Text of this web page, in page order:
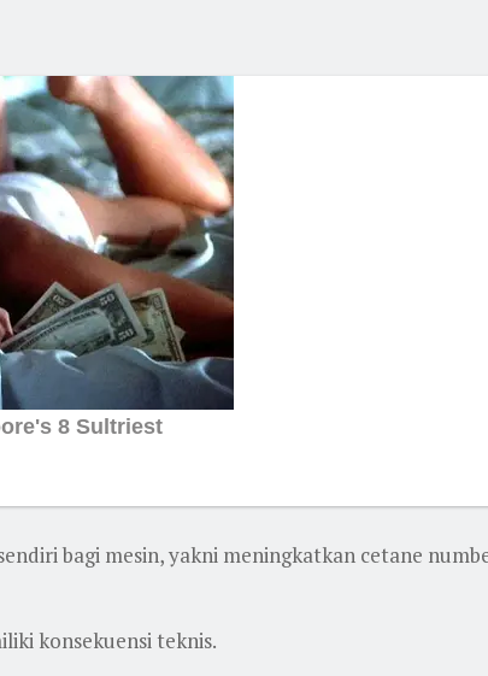
bagi mesin, yakni meningkatkan cetane
konsekuensi teknis.